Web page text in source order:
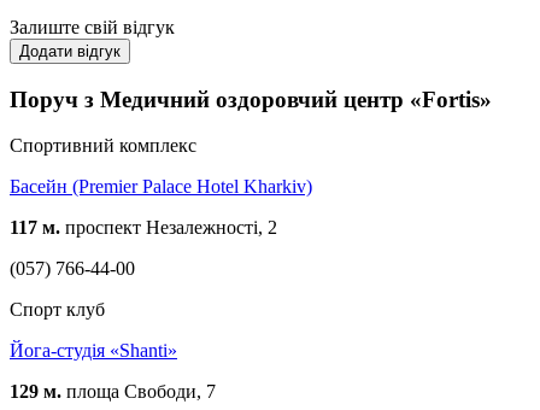
Залиште свій відгук
Додати відгук
Поруч з Медичний оздоровчий центр «Fortis»
Спортивний комплекс
Басейн (Premier Palace Hotel Kharkiv)
117 м. проспект Незалежності, 2
(057) 766-44-00
Спорт клуб
Йога-студія «Shanti»
129 м. площа Свободи, 7